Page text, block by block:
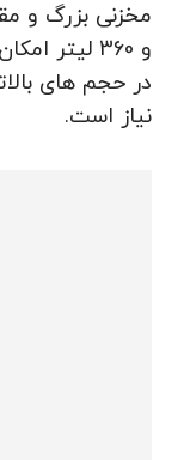
و 360 لیتر
نیاز است.